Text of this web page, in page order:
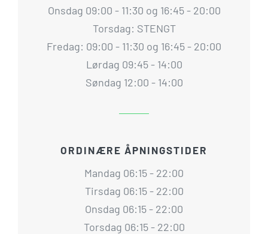
Onsdag 09:00 - 11:30 og 16:45 - 20:00
Torsdag: STENGT
Fredag: 09:00 - 11:30 og 16:45 - 20:00
Lørdag 09:45 - 14:00
Søndag 12:00 - 14:00
ORDINÆRE ÅPNINGSTIDER
Mandag 06:15 - 22:00
Tirsdag 06:15 - 22:00
Onsdag 06:15 - 22:00
Torsdag 06:15 - 22:00